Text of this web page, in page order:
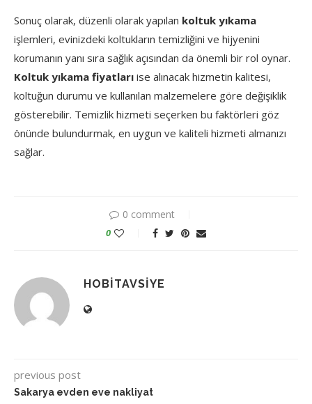
Sonuç olarak, düzenli olarak yapılan koltuk yıkama
işlemleri, evinizdeki koltukların temizliğini ve hijyenini
korumanın yanı sıra sağlık açısından da önemli bir rol oynar.
Koltuk yıkama fiyatları ise alınacak hizmetin kalitesi,
koltuğun durumu ve kullanılan malzemelere göre değişiklik
gösterebilir. Temizlik hizmeti seçerken bu faktörleri göz
önünde bulundurmak, en uygun ve kaliteli hizmeti almanızı
sağlar.
0 comment
0
HOBITAVSIYE
previous post
Sakarya evden eve nakliyat